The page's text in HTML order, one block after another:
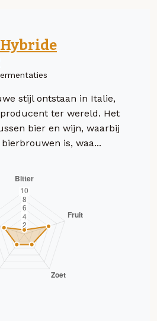
stijl ontstaan in Italie,
ter wereld. Het
bier en wijn, waarbij
is, waa...